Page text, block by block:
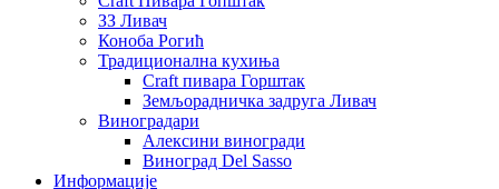
ЗЗ Ливач
Коноба Рогић
Традиционална кухиња
Craft пивара Горштак
Земљорадничка задруга Ливач
Виноградари
Алексини виногради
Виноград Del Sasso
Информације